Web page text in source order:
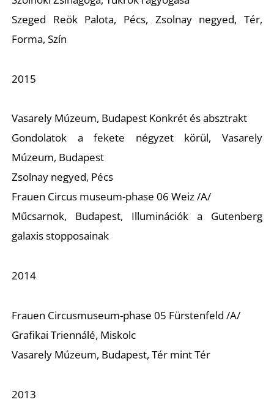
Szeged Reök Palota, Pécs, Zsolnay negyed, Tér,
Forma, Szín
2015
Vasarely Múzeum, Budapest Konkrét és absztrakt
Gondolatok a fekete négyzet körül, Vasarely
Múzeum, Budapest
Zsolnay negyed, Pécs
Frauen Circus museum-phase 06 Weiz /A/
Műcsarnok, Budapest, Illuminációk a Gutenberg
galaxis stopposainak
2014
Frauen Circusmuseum-phase 05 Fürstenfeld /A/
Grafikai Triennálé, Miskolc
Vasarely Múzeum, Budapest, Tér mint Tér
2013